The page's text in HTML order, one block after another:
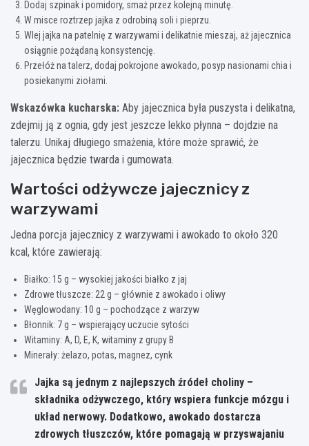
Dodaj szpinak i pomidory, smaż przez kolejną minutę.
W misce roztrzep jajka z odrobiną soli i pieprzu.
Wlej jajka na patelnię z warzywami i delikatnie mieszaj, aż jajecznica
osiągnie pożądaną konsystencję.
Przełóż na talerz, dodaj pokrojone awokado, posyp nasionami chia i
posiekanymi ziołami.
Wskazówka kucharska: Aby jajecznica była puszysta i delikatna,
zdejmij ją z ognia, gdy jest jeszcze lekko płynna – dojdzie na
talerzu. Unikaj długiego smażenia, które może sprawić, że
jajecznica będzie twarda i gumowata.
Wartości odżywcze jajecznicy z
warzywami
Jedna porcja jajecznicy z warzywami i awokado to około 320
kcal, które zawierają:
Białko: 15 g – wysokiej jakości białko z jaj
Zdrowe tłuszcze: 22 g – głównie z awokado i oliwy
Węglowodany: 10 g – pochodzące z warzyw
Błonnik: 7 g – wspierający uczucie sytości
Witaminy: A, D, E, K, witaminy z grupy B
Minerały: żelazo, potas, magnez, cynk
Jajka są jednym z najlepszych źródeł choliny –
składnika odżywczego, który wspiera funkcje mózgu i
układ nerwowy. Dodatkowo, awokado dostarcza
zdrowych tłuszczów, które pomagają w przyswajaniu